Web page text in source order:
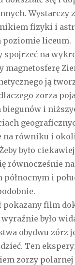
Wystarczy
fizyki i
poziomie liceum.
spojrzeć na
magnetosferę
ją
zorza
i
na równiku i
było
równocześnie na
północnym i
pokazany film
było
obydwu zórz
Ten
zorzy polarnej